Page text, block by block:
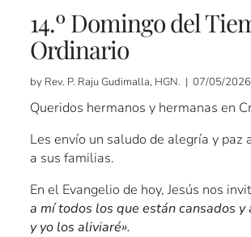
14.º Domingo del
Ordinario
by Rev. P. Raju Gudimalla, HGN. | 07/05/
Queridos hermanos y hermanas en
Les envío un saludo de alegría y paz
a sus familias.
En el Evangelio de hoy, Jesús nos
a mí todos los que están cansados y
y yo los aliviaré».